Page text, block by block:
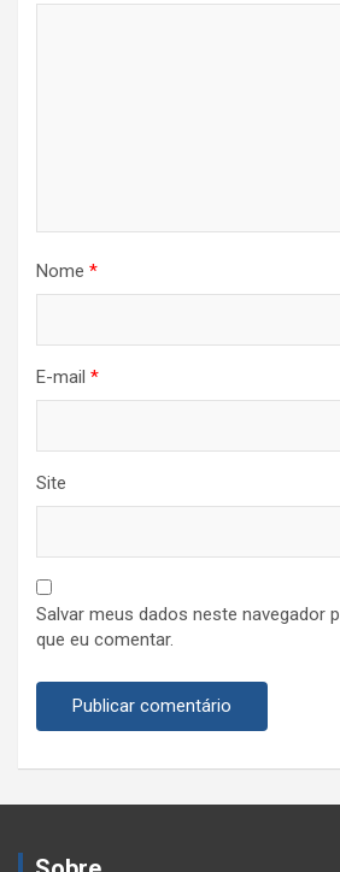
Nome *
E-mail *
Site
Salvar meus dados neste navegador
que eu comentar.